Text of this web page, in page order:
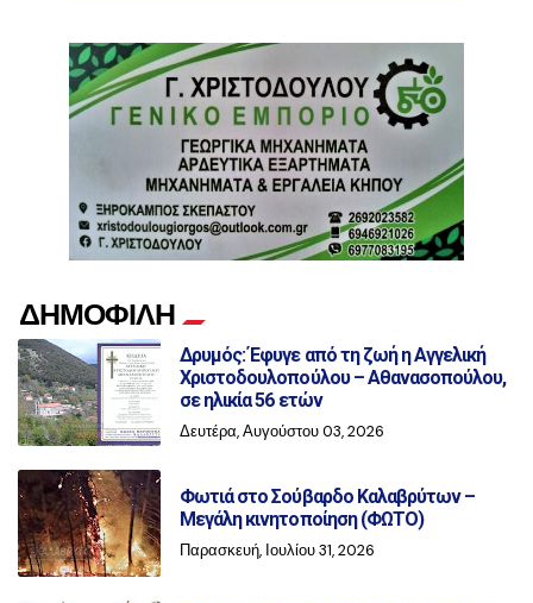
ΔΗΜΟΦΙΛΗ
Δρυμός: Έφυγε από τη ζωή η Αγγελική
Χριστοδουλοπούλου – Αθανασοπούλου,
σε ηλικία 56 ετών
Δευτέρα, Αυγούστου 03, 2026
Φωτιά στο Σούβαρδο Καλαβρύτων –
Μεγάλη κινητοποίηση (ΦΩΤΟ)
Παρασκευή, Ιουλίου 31, 2026